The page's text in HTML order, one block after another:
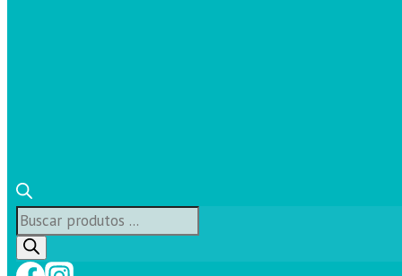
Búsqueda
de
productos